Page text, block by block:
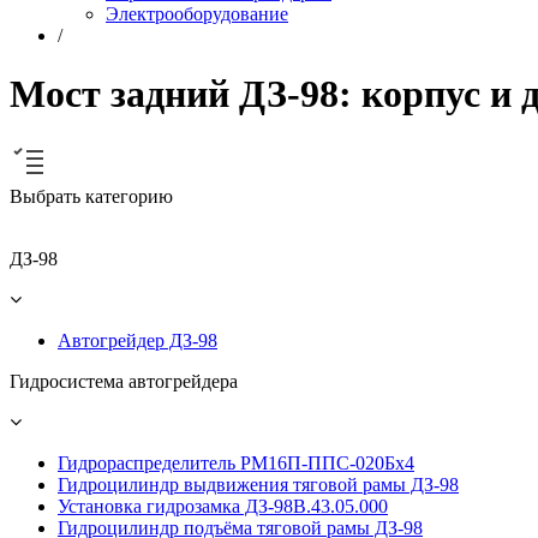
Электрооборудование
/
Мост задний ДЗ-98: корпус и
Выбрать категорию
ДЗ-98
Автогрейдер ДЗ-98
Гидросистема автогрейдера
Гидрораспределитель РМ16П-ППС-020Бх4
Гидроцилиндр выдвижения тяговой рамы ДЗ-98
Установка гидрозамка ДЗ-98В.43.05.000
Гидроцилиндр подъёма тяговой рамы ДЗ-98